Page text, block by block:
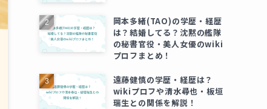
岡本多緒(TAO)の学歴・経歴
は？結婚してる？沈黙の艦隊
の秘書官役・美人女優のwiki
プロフまとめ！
遠藤健慎の学歴・経歴は？
wikiプロフや清水尋也・板垣
瑞生との関係を解説！